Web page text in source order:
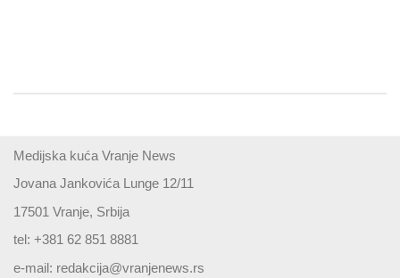
Medijska kuća Vranje News
Jovana Jankovića Lunge 12/11
17501 Vranje, Srbija
tel: +381 62 851 8881
e-mail: redakcija@vranjenews.rs